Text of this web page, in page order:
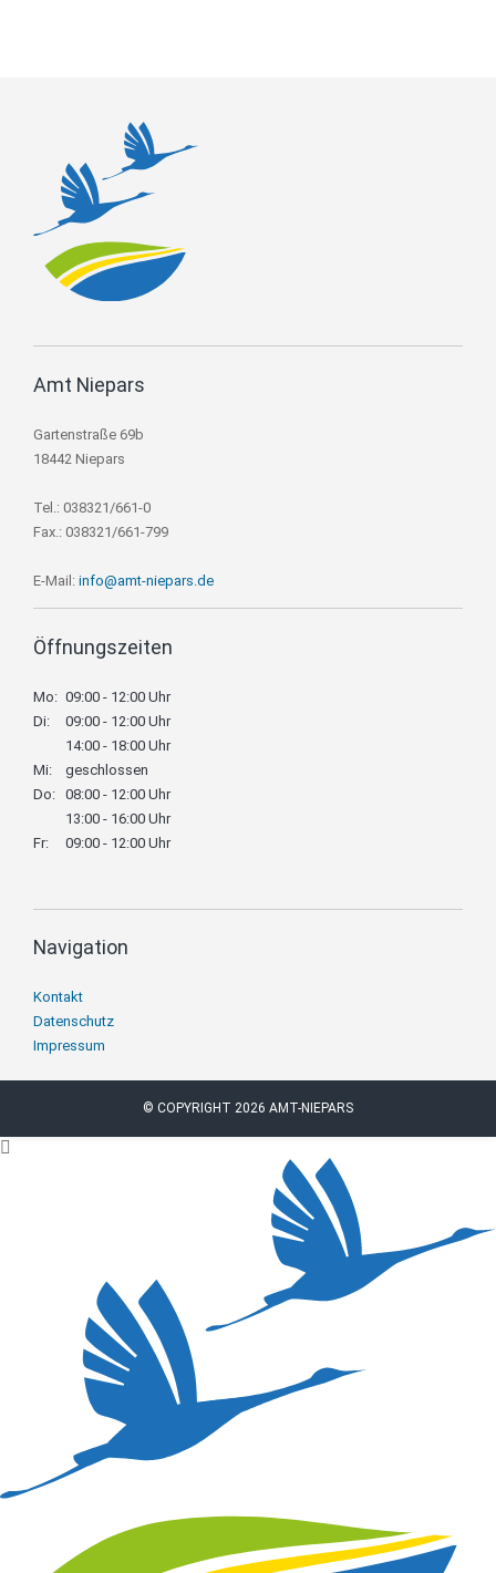
Amt Niepars
Gartenstraße 69b
18442 Niepars
Tel.: 038321/661-0
Fax.: 038321/661-799
E-Mail: info@amt-niepars.de
Öffnungszeiten
Mo: 09:00 - 12:00 Uhr
Di:
09:00 - 12:00 Uhr
14:00 - 18:00 Uhr
Mi:
geschlossen
Do: 08:00 - 12:00 Uhr
13:00 - 16:00 Uhr
Fr:
09:00 - 12:00 Uhr
Navigation
Navigation
überspringen
Kontakt
Datenschutz
Impressum
© COPYRIGHT 2026 AMT-NIEPARS